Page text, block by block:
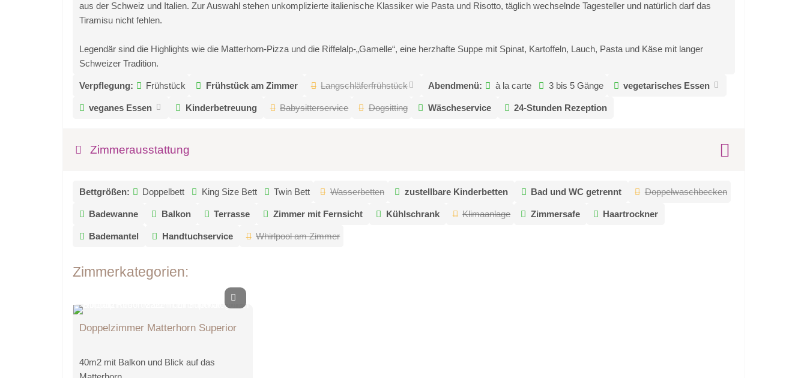
aus der Schweiz und Italien. Zur Auswahl stehen unkomplizierte italienische Klassiker wie Pasta und Risotto, täglich wechselnde Tagesteller und natürlich darf das
Tiramisu nicht fehlen.
Legendär sind die Highlights wie die Matterhorn-Pizza und die Riffelalp-„Gamelle“, eine herzhafte Suppe mit Spinat, Kartoffeln, Lauch, Pasta und Käse mit langer
Schweizer Tradition.
Verpflegung: Frühstück Frühstück am Zimmer Langschläferfrühstück Abendmenü: à la carte 3 bis 5 Gänge vegetarisches Essen
veganes Essen Kinderbetreuung Babysitterservice Dogsitting Wäscheservice 24-Stunden Rezeption
Zimmerausstattung
Bettgrößen: Doppelbett King Size Bett Twin Bett Wasserbetten zustellbare Kinderbetten Bad und WC getrennt Doppelwaschbecken
Badewanne Balkon Terrasse Zimmer mit Fernsicht Kühlschrank Klimaanlage Zimmersafe Haartrockner
Bademantel Handtuchservice Whirlpool am Zimmer
Zimmerkategorien:
Doppelzimmer Matterhorn Superior
40m2 mit Balkon und Blick auf das